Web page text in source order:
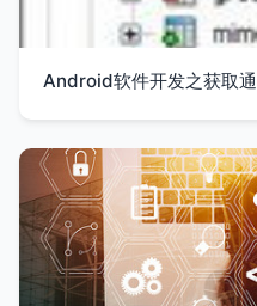
Android软件开发之获取